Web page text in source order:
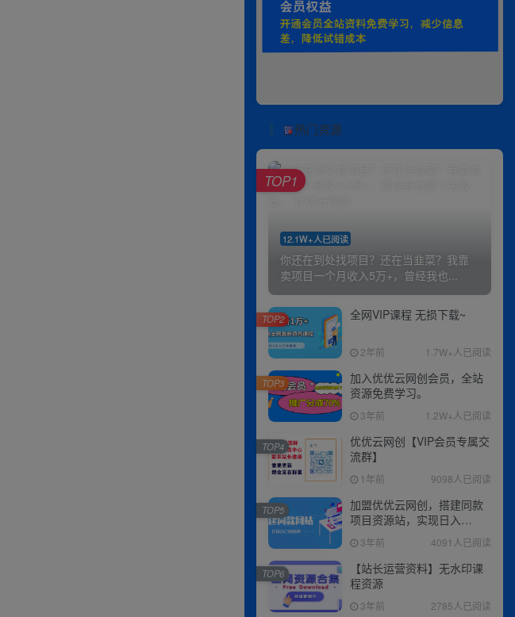
热门资源
12.1W+人已阅读
你还在到处找项目？还在当韭菜？我靠
卖项目一个月收入5万+，曾经我也...
TOP1
全网VIP课程 无损下载~
2年前 1.7W+人已阅读
TOP2
加入优优云网创会员，全站
资源免费学习。
3年前 1.2W+人已阅读
TOP3
优优云网创【VIP会员专属交
流群】
1年前 9098人已阅读
TOP4
加盟优优云网创，搭建同款
项目资源站，实现日入
2000+
3年前 4091人已阅读
TOP5
【站长运营资料】无水印课
程资源
3年前 2785人已阅读
TOP6